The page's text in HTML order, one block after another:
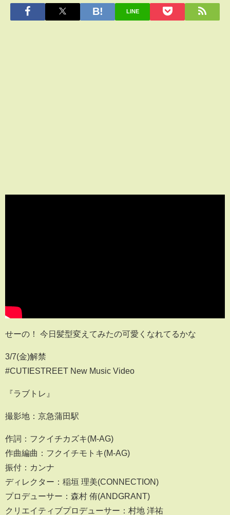
LINE
せーの！ 今日髪型変えてみたの可愛くなれてるかな
3/7(金)解禁
#CUTIESTREET New Music Video
『ラブトレ』
撮影地：京急蒲田駅
作詞：フクイチカズキ(M-AG)
作曲編曲：フクイチモトキ(M-AG)
振付：カンナ
ディレクター：稲垣 理美(CONNECTION)
プロデューサー：森村 侑(ANDGRANT)
クリエイティブプロデューサー：村地 洋祐